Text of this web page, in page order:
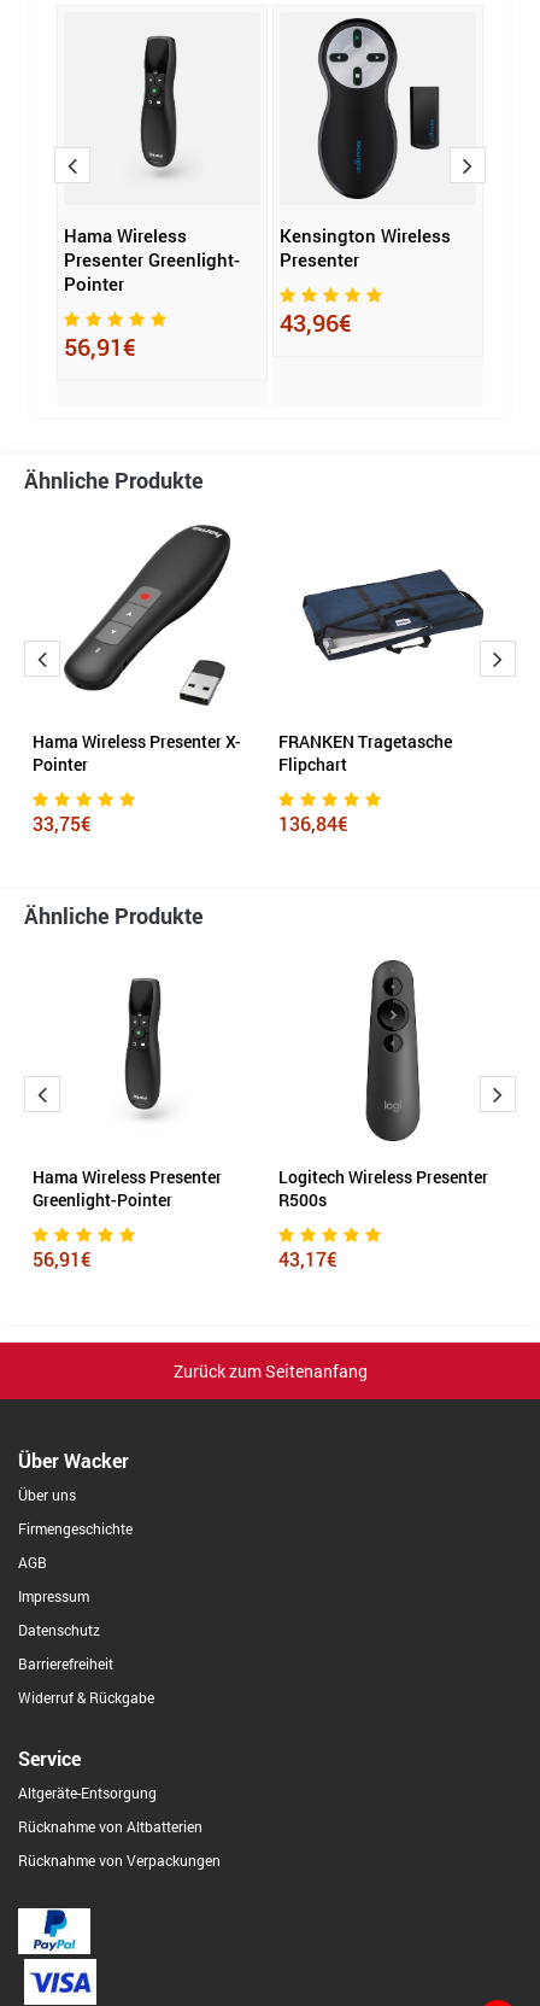
Hama Wireless
Presenter Greenlight-
Pointer
56,91€
Kensington Wireless
Presenter
43,96€
Ähnliche Produkte
Hama Wireless Presenter X-
Pointer
33,75€
FRANKEN Tragetasche
Flipchart
136,84€
Ähnliche Produkte
Hama Wireless Presenter
Greenlight-Pointer
56,91€
Logitech Wireless Presenter
R500s
43,17€
Zurück zum Seitenanfang
Über Wacker
Über uns
Firmengeschichte
AGB
Impressum
Datenschutz
Barrierefreiheit
Widerruf & Rückgabe
Service
Altgeräte-Entsorgung
Rücknahme von Altbatterien
Rücknahme von Verpackungen